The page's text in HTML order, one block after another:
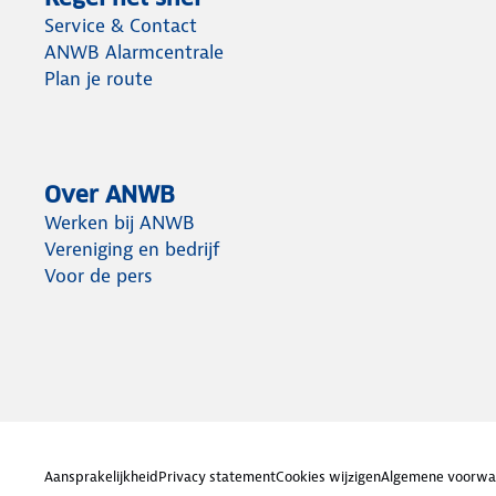
Service & Contact
ANWB Alarmcentrale
Plan je route
Over ANWB
Werken bij ANWB
Vereniging en bedrijf
Voor de pers
AansprakelijkheidPrivacy statementCookies wijzigenAlgemene